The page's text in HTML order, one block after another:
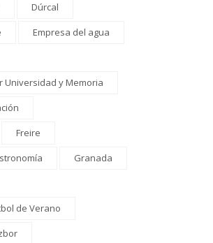
Dúrcal
Empresa del agua
Universidad y Memoria
Freire
Granada
de Verano